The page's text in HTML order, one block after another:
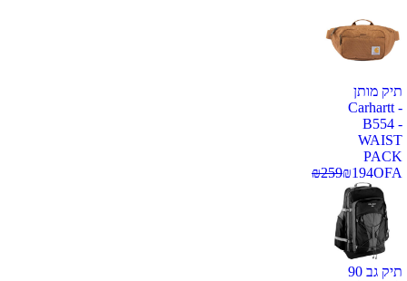
תיק מותן
Carhartt -
B554 -
WAIST
PACK
OFA
₪194
₪259
תיק גב 90